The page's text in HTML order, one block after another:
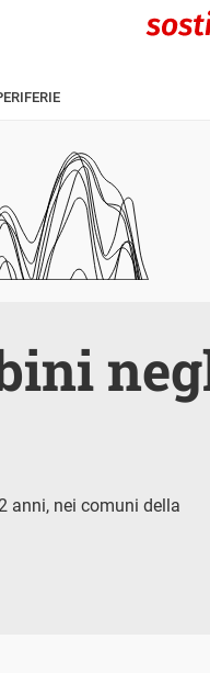
anni, nei comuni della